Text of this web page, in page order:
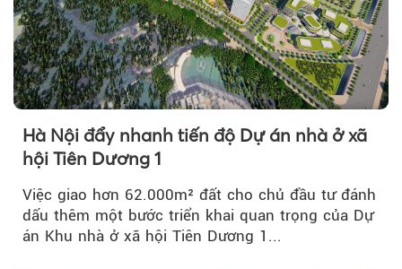
Hà Nội đẩy nhanh tiến độ Dự án nhà ở xã
hội Tiên Dương 1
Việc giao hơn 62.000m² đất cho chủ đầu tư đánh
dấu thêm một bước triển khai quan trọng của Dự
án Khu nhà ở xã hội Tiên Dương 1...